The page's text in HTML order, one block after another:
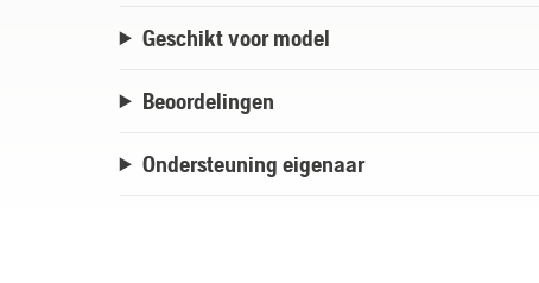
Geschikt voor model
Beoordelingen
Ondersteuning eigenaar